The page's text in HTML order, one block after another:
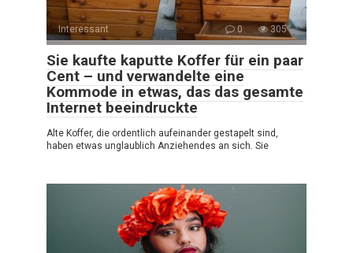
Interessant 0 305
Sie kaufte kaputte Koffer für ein paar
Cent – und verwandelte eine
Kommode in etwas, das das gesamte
Internet beeindruckte
Alte Koffer, die ordentlich aufeinander gestapelt sind,
haben etwas unglaublich Anziehendes an sich. Sie